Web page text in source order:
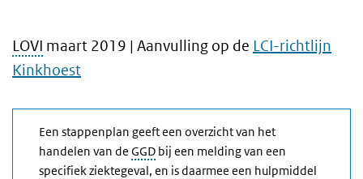
LOVI maart 2019 | Aanvulling op de LCI-richtlijn
Kinkhoest
Een stappenplan geeft een overzicht van het
handelen van de GGD bij een melding van een
specifiek ziektegeval, en is daarmee een hulpmiddel